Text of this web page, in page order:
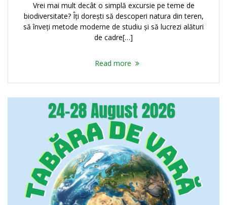
Vrei mai mult decât o simplă excursie pe teme de
biodiversitate? Îți dorești să descoperi natura din teren,
să înveți metode moderne de studiu și să lucrezi alături
de cadre[…]
Read more